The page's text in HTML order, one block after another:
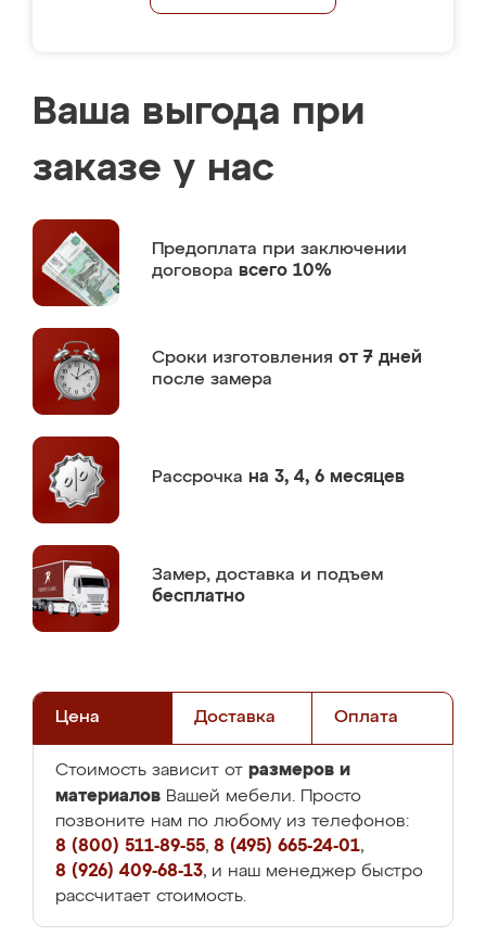
Ваша выгода при
заказе у нас
Предоплата при заключении
договора всего 10%
Сроки изготовления от 7 дней
после замера
Рассрочка на 3, 4, 6 месяцев
Замер, доставка и подъем
бесплатно
Цена Доставка Оплата
Стоимость зависит от размеров и
материалов Вашей мебели. Просто
позвоните нам по любому из телефонов:
8 (800) 511-89-55, 8 (495) 665-24-01,
8 (926) 409-68-13, и наш менеджер быстро
рассчитает стоимость.